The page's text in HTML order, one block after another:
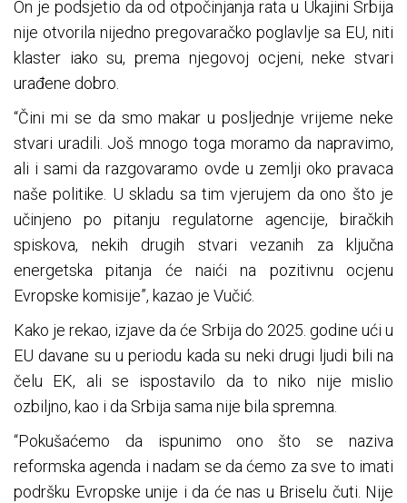
On je podsjetio da od otpočinjanja rata u Ukajini Srbija
nije otvorila nijedno pregovaračko poglavlje sa EU, niti
klaster iako su, prema njegovoj ocjeni, neke stvari
urađene dobro.
“Čini mi se da smo makar u posljednje vrijeme neke
stvari uradili. Još mnogo toga moramo da napravimo,
ali i sami da razgovaramo ovde u zemlji oko pravaca
naše politike. U skladu sa tim vjerujem da ono što je
učinjeno po pitanju regulatorne agencije, biračkih
spiskova, nekih drugih stvari vezanih za ključna
energetska pitanja će naići na pozitivnu ocjenu
Evropske komisije”, kazao je Vučić.
Kako je rekao, izjave da će Srbija do 2025. godine ući u
EU davane su u periodu kada su neki drugi ljudi bili na
čelu EK, ali se ispostavilo da to niko nije mislio
ozbiljno, kao i da Srbija sama nije bila spremna.
“Pokušaćemo da ispunimo ono što se naziva
reformska agenda i nadam se da ćemo za sve to imati
podršku Evropske unije i da će nas u Briselu čuti. Nije